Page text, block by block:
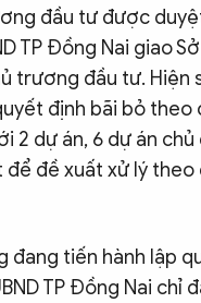
đầu tư được
TP Đồng Nai giao Sở
trương đầu tư. Hiện
định bãi bỏ theo
2 dự án, 6 dự án
đề xuất xử lý theo
đang tiến hành lập
TP Đồng Nai chỉ